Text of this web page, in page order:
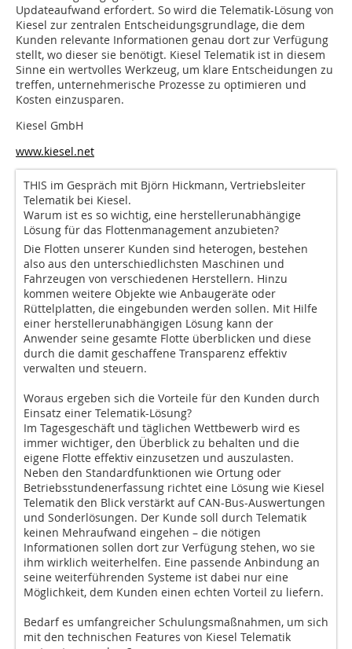
Updateaufwand erfordert. So wird die Telematik-Lösung von
Kiesel zur zentralen Entscheidungsgrundlage, die dem
Kunden relevante Informationen genau dort zur Verfügung
stellt, wo dieser sie benötigt. Kiesel Telematik ist in diesem
Sinne ein wertvolles Werkzeug, um klare Entscheidungen zu
treffen, unternehmerische Prozesse zu optimieren und
Kosten einzusparen.
Kiesel GmbH
www.kiesel.net
THIS im Gespräch mit Björn Hickmann, Vertriebsleiter
Telematik bei Kiesel.
Warum ist es so wichtig, eine herstellerunabhängige
Lösung für das Flottenmanagement anzubieten?
Die Flotten unserer Kunden sind heterogen, bestehen
also aus den unterschiedlichsten Maschinen und
Fahrzeugen von verschiedenen Herstellern. Hinzu
kommen weitere Objekte wie Anbaugeräte oder
Rüttelplatten, die eingebunden werden sollen. Mit Hilfe
einer herstellerunabhängigen Lösung kann der
Anwender seine gesamte Flotte überblicken und diese
durch die damit geschaffene Transparenz effektiv
verwalten und steuern.
Woraus ergeben sich die Vorteile für den Kunden durch
Einsatz einer Telematik-Lösung?
Im Tagesgeschäft und täglichen Wettbewerb wird es
immer wichtiger, den Überblick zu behalten und die
eigene Flotte effektiv einzusetzen und auszulasten.
Neben den Standardfunktionen wie Ortung oder
Betriebsstundenerfassung richtet eine Lösung wie Kiesel
Telematik den Blick verstärkt auf CAN-Bus-Auswertungen
und Sonderlösungen. Der Kunde soll durch Telematik
keinen Mehraufwand eingehen – die nötigen
Informationen sollen dort zur Verfügung stehen, wo sie
ihm wirklich weiterhelfen. Eine passende Anbindung an
seine weiterführenden Systeme ist dabei nur eine
Möglichkeit, dem Kunden einen echten Vorteil zu liefern.
Bedarf es umfangreicher Schulungsmaßnahmen, um sich
mit den technischen Features von Kiesel Telematik